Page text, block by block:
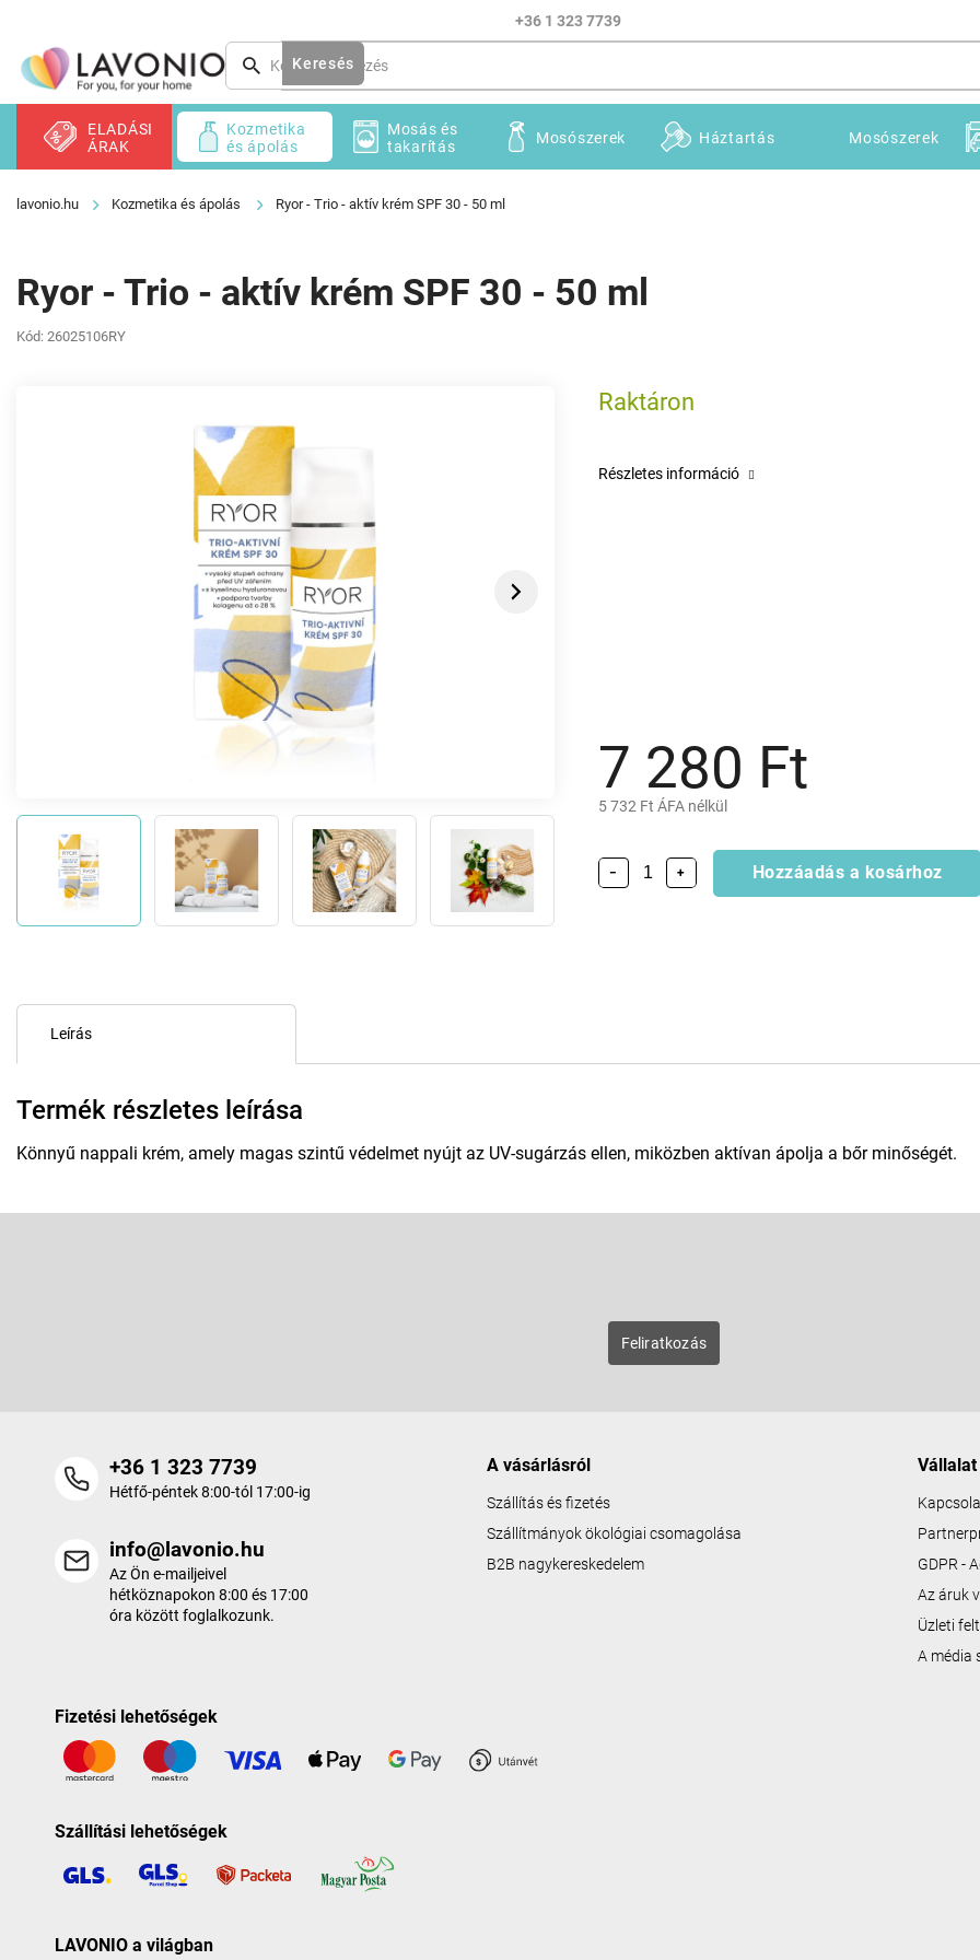
tartalomhoz
+36 1 323 7739
Keresés
ELADÁSI
ÁRAK
Kozmetika
és ápolás
Mosás és
takarítás
Mosószerek Háztartás Mosószerek
Kozmetika és ápolás Ryor - Trio - aktív krém SPF 30 - 50 ml
Ryor - Trio - aktív krém SPF 30 - 50 ml
Kód: 26025106RY
Next
7 280 Ft
5 732 Ft ÁFA nélkül
Raktáron
+
− Hozzáadás a kosárhoz
Részletes információ
Leírás
Termék részletes leírása
Könnyű nappali krém, amely magas szintű védelmet nyújt az UV-sugárzás ellen, miközben aktívan ápolja a bőr minőségét.
Feliratkozás
+36 1 323 7739
Hétfő-péntek 8:00-tól 17:00-ig
info@lavonio.hu
Az Ön e-mailjeivel
hétköznapokon 8:00 és 17:00
óra között foglalkozunk.
A vásárlásról
Szállítás és fizetés
Szállítmányok ökológiai csomagolása
B2B nagykereskedelem
Vállalat
GDPR -
Az áruk
Üzleti
A média
Fizetési lehetőségek
Szállítási lehetőségek
LAVONIO a világban